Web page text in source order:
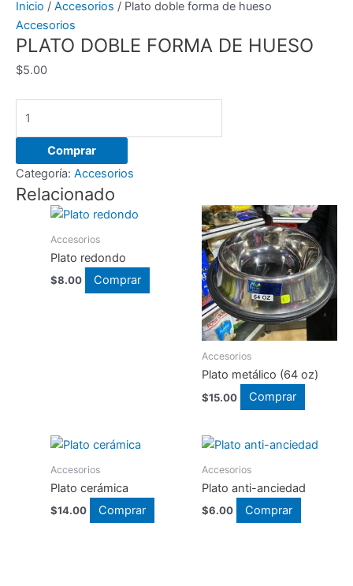
Inicio / Accesorios / Plato doble forma de hueso
Accesorios
PLATO DOBLE FORMA DE HUESO
$5.00
de
hueso
cantidad
Comprar
Categoría: Accesorios
Relacionado
Accesorios
Plato redondo
$8.00 Comprar
Accesorios
Plato metálico (64 oz)
$15.00 Comprar
Accesorios
Plato cerámica
$14.00 Comprar
Accesorios
Plato anti-anciedad
$6.00 Comprar